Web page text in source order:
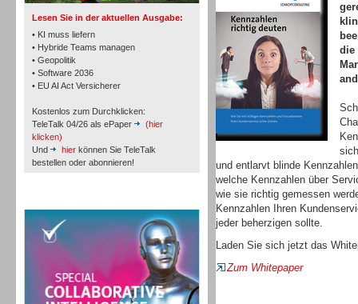
Lesen Sie in der aktuellen Ausgabe:
• KI muss liefern
• Hybride Teams managen
• Geopolitik
• Software 2036
• EU AI Act Versicherer
Kostenlos zum Durchklicken:
TeleTalk 04/26 als ePaper
(hier
klicken)
Und
hier können Sie TeleTalk
bestellen oder abonnieren!
Workforce-Management
Personal
die
und entlarvt blinde
welche Kennzahlen über
wie sie richtig gemessen
Kennzahlen Ihren
jeder beherzigen sollte.
Laden Sie sich jetzt das
Zum Whitepaper